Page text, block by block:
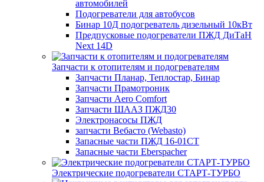
автомобилей
Подогреватели для автобусов
Бинар 10Д подогреватель дизельный 10кВт
Предпусковые подогреватели ПЖД ДиТаН
Next 14D
Запчасти к отопителям и подогревателям
Запчасти Планар, Теплостар, Бинар
Запчасти Прамотроник
Запчасти Aero Comfort
Запчасти ШААЗ ПЖД30
Электронасосы ПЖД
запчасти Вебасто (Webasto)
Запасные части ПЖД 16-01СТ
Запасные части Eberspacher
Электрические подогреватели СТАРТ-ТУРБО